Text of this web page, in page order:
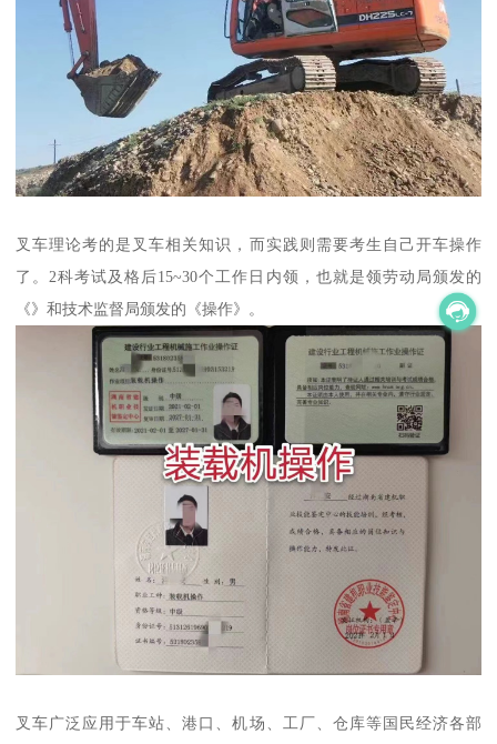
叉车理论考的是叉车相关知识，而实践则需要考生自己开车操作
了。2科考试及格后15~30个工作日内领，也就是领劳动局颁发的
《》和技术监督局颁发的《操作》。
叉车广泛应用于车站、港口、机场、工厂、仓库等国民经济各部